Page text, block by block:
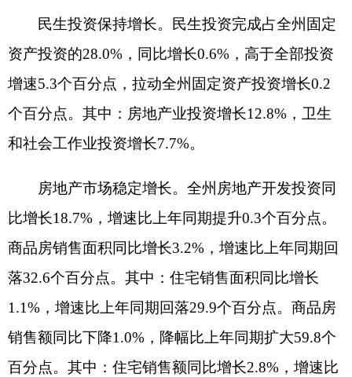
完成投资同比下降17.4%，合计下拉固定资产投资
增长21.9个百分点。
三、消费市场持续快增，石油类商品拉动突显
1-7月，全州限额以上社会消费品零售总额7.58
亿元，同比增长10.8%，增速比1-6月提高0.2个百分
同比增长11.9%，增速比6月回落1.5个百分点。
品类实现零售额为5.31亿元，占社会消费品零售额
的70.0%，同比增长6.5%，拉动限上社会消费品零
售额增长4.7个百分点。
⠂⠼fontface="宋体">基本生活类商品快速增
长。限额以上单位粮油食品类商品同比增长